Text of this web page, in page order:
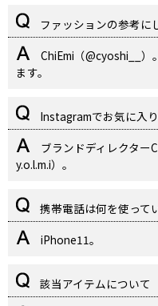
ファッションの参考に
ChiEmi（@cyoshi__
ます。
Instagramでお気に入
ブランドディレクター
y.o.l.m.i）。
携帯電話は何を使って
iPhone11。
該当アイテムについて